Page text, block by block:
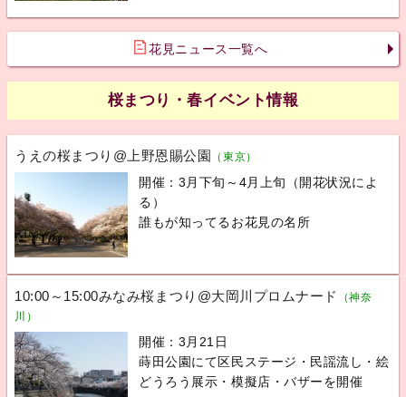
花見ニュース一覧へ
桜まつり・春イベント情報
うえの桜まつり@上野恩賜公園 （東京）
開催：3月下旬～4月上旬（開花状況によ
る）
誰もが知ってるお花見の名所
10:00～15:00みなみ桜まつり@大岡川プロムナード
（神奈
川）
開催：3月21日
蒔田公園にて区民ステージ・民謡流し・絵
どうろう展示・模擬店・バザーを開催